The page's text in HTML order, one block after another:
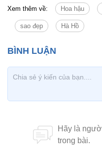
Xem thêm về: Hoa hậu
sao đẹp Hà Hồ